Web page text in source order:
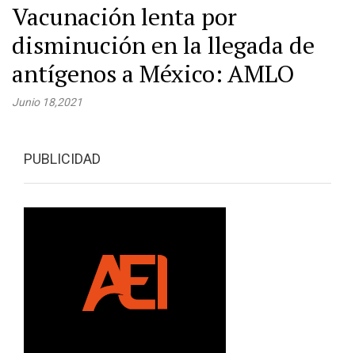
Vacunación lenta por
disminución en la llegada de
antígenos a México: AMLO
Junio 18,2021
PUBLICIDAD